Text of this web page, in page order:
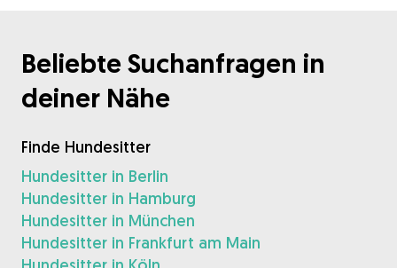
Beliebte Suchanfragen in
deiner Nähe
Finde Hundesitter
Hundesitter in Berlin
Hundesitter in Hamburg
Hundesitter in München
Hundesitter in Frankfurt am Main